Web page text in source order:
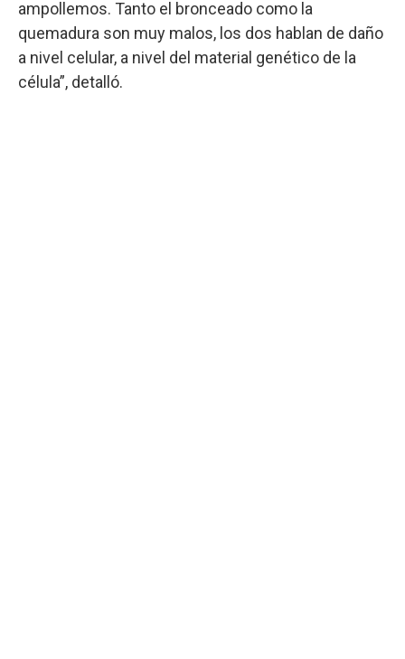
ampollemos. Tanto el bronceado como la
quemadura son muy malos, los dos hablan de daño
a nivel celular, a nivel del material genético de la
célula”, detalló.